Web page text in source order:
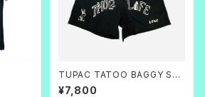
TUPAC TATOO BAGGY SH
ORTS(黒×白)
¥7,800